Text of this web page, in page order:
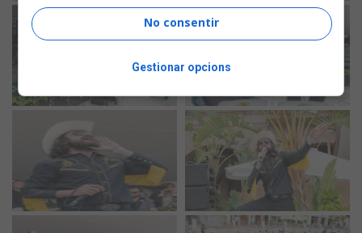
No consentir
Gestionar opcions